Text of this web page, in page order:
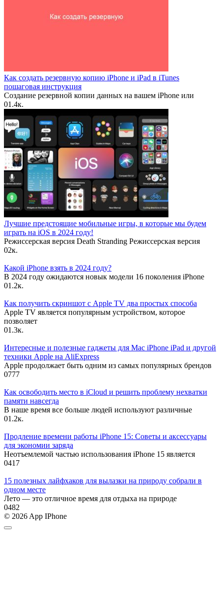
Как создать резервную копию iPhone и iPad в iTunes
пошаговая инструкция
Создание резервной копии данных на вашем iPhone или
01.4к.
Лучшие предстоящие мобильные игры, в которые мы будем
играть на iOS в 2024 году!
Режиссерская версия Death Stranding Режиссерская версия
02к.
Какой iPhone взять в 2024 году?
В 2024 году ожидаются новык модели 16 поколения iPhone
01.2к.
Как получить скриншот с Apple TV два простых способа
Apple TV является популярным устройством, которое
позволяет
01.3к.
Интересные и полезные гаджеты для Mac iPhone iPad и другой
техники Apple на AliExpress
Apple продолжает быть одним из самых популярных брендов
0777
Как освободить место в iCloud и решить проблему нехватки
памяти навсегда
В наше время все больше людей используют различные
01.2к.
Продление времени работы iPhone 15: Советы и аксессуары
для экономии заряда
Неотъемлемой частью использования iPhone 15 является
0417
15 полезных лайфхаков для вылазки на природу собрали в
одном месте
Лето — это отличное время для отдыха на природе
0482
© 2026 App IPhone